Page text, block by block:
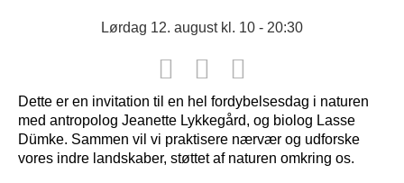
Lørdag 12. august kl. 10 - 20:30
Dette er en invitation til en hel fordybelsesdag i naturen
med antropolog Jeanette Lykkegård, og biolog Lasse
Dümke. Sammen vil vi praktisere nærvær og udforske
vores indre landskaber, støttet af naturen omkring os.